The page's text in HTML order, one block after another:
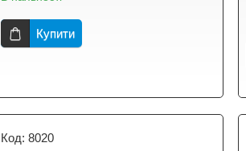
Купити
8020